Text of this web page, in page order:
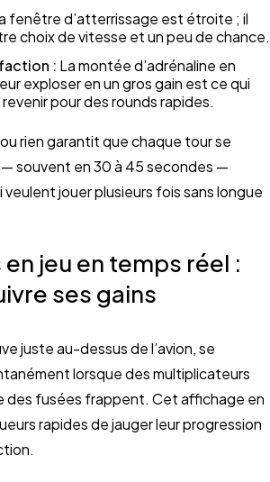
fenêtre d’atterrissage est étroite ; il
choix de vitesse et un peu de chance.
: La montée d’adrénaline en
exploser en un gros gain est ce qui
pour des rounds rapides.
rien garantit que chaque tour se
souvent en 30 à 45 secondes —
jouer plusieurs fois sans longue
jeu en temps réel :
ses gains
juste au-dessus de l’avion, se
lorsque des multiplicateurs
des fusées frappent. Cet affichage en
rapides de jauger leur progression